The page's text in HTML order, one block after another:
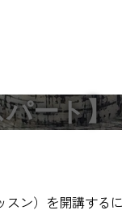
ート】
ン）を開講する